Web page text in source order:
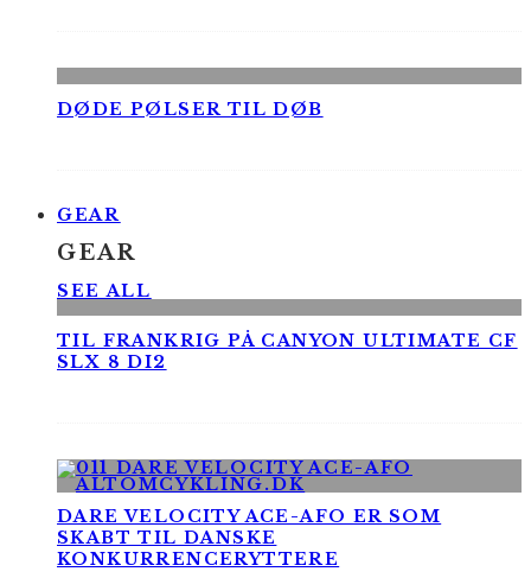
DØDE PØLSER TIL DØB
GEAR
GEAR
SEE ALL
TIL FRANKRIG PÅ CANYON ULTIMATE CF
SLX 8 DI2
DARE VELOCITY ACE-AFO ER SOM
SKABT TIL DANSKE
KONKURRENCERYTTERE